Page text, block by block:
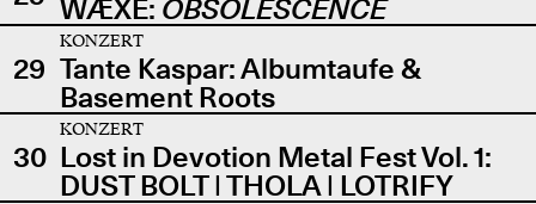
WÆXE: OBSOLESCENCE
29
KONZERT
Tante Kaspar: Albumtaufe &
Basement Roots
30
KONZERT
Lost in Devotion Metal Fest Vol. 1:
DUST BOLT | THOLA | LOTRIFY